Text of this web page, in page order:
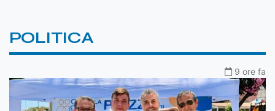
POLITICA
9 ore fa